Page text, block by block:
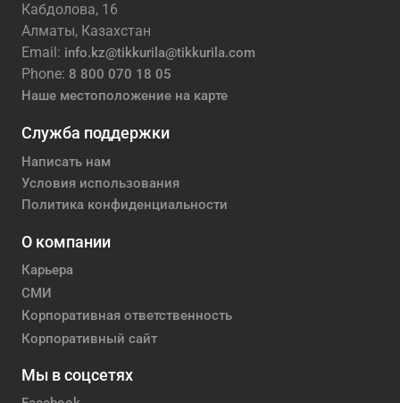
Кабдолова, 16
Алматы, Казахстан
Email: info.kz@tikkurila@tikkurila.com
Phone: 8 800 070 18 05
Наше местоположение на карте
Служба поддержки
Написать нам
Условия использования
Политика конфиденциальности
О компании
Карьера
СМИ
Корпоративная ответственность
Корпоративный сайт
Мы в соцсетях